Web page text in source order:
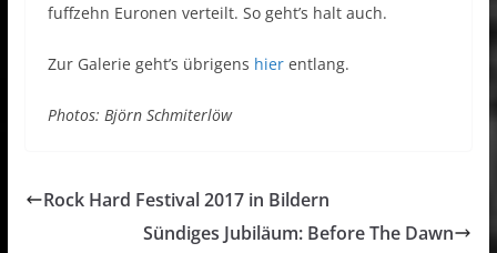
fuffzehn Euronen verteilt. So geht’s halt auch.
Zur Galerie geht’s übrigens hierentlang.
Photos: Björn Schmiterlöw
Rock Hard Festival 2017 in Bildern
Sündiges Jubiläum: Before The Dawn